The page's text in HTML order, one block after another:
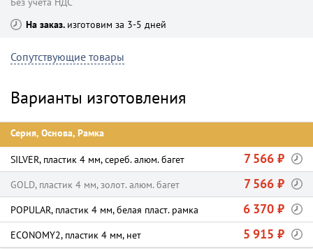
На заказ изготовим за 3-5 дней
Сопутствующие товары
Варианты изготовления
Серия, Основа, Рамка
SILVER, пластик 4 мм, сереб. алюм. багет 7 566 ₽
GOLD, пластик 4 мм, золот. алюм. багет 7 566 ₽
POPULAR, пластик 4 мм, белая пласт. рамка 6 370 ₽
ECONOMY2, пластик 4 мм, нет 5 915 ₽